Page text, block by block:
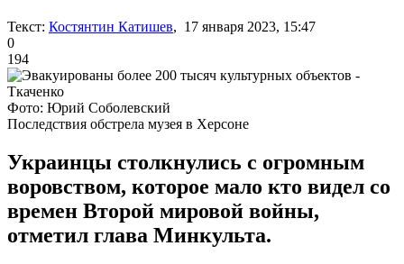
Текст: Костянтин Катишев, 17 января 2023, 15:47
0
194
Фото: Юрий Соболевский
Последствия обстрела музея в Херсоне
Украинцы столкнулись с огромным
воровством, которое мало кто видел со
времен Второй мировой войны,
отметил глава Минкульта.